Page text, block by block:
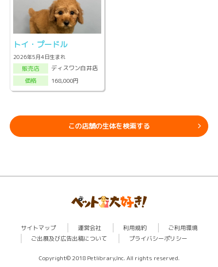
トイ・プードル
2026年5月4日生まれ
販売店
ディスワン白井店
価格
168,000円
この店舗の生体を検索する
サイトマップ 運営会社 利用規約
ご利用環境
ご出展及び広告出稿について
プライバシーポリシー
Copyright© 2018 Petlibrary,Inc. All rights reserved.